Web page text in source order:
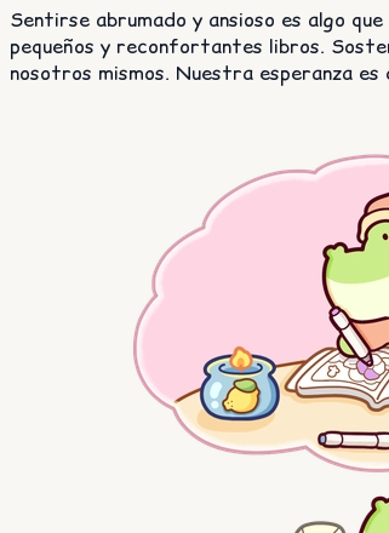
Sentirse abrumado y ansioso es algo
pequeños y reconfortantes libros.
nosotros mismos. Nuestra esperanza